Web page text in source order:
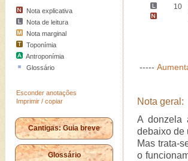
Nota explicativa
Nota de leitura
Nota marginal
Toponímia
Antroponímia
Glossário
Esconder anotações
Imprimir / copiar
Cantigas: Guia breve
Glossário
10
-----
Nota geral:
A donzela
debaixo de
Mas trata-
o